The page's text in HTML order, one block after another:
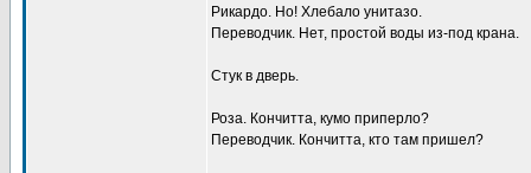
Рикардо. Hо! Хлебало унитазо.
Переводчик. Hет, простой воды из-под крана.
Стук в дверь.
Роза. Кончитта, кумо приперло?
Переводчик. Кончитта, кто там пришел?